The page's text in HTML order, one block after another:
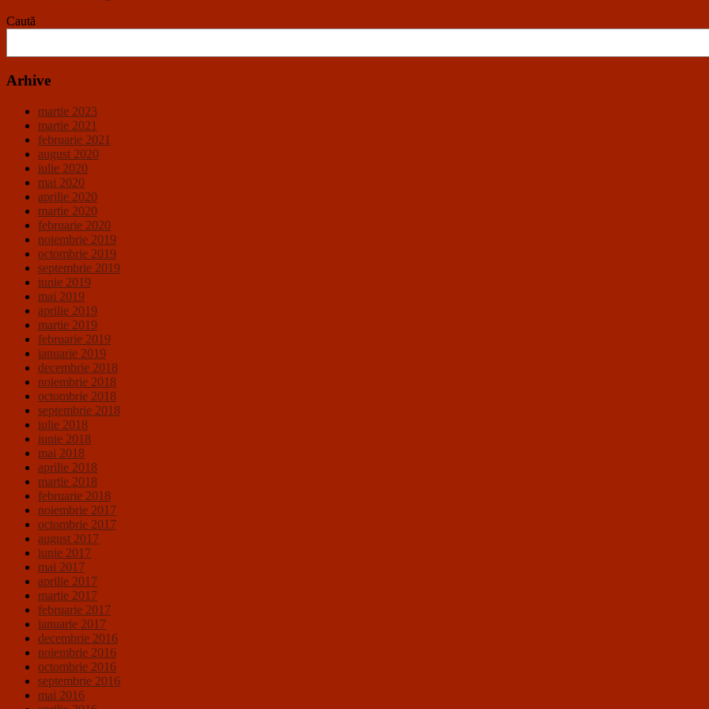
Caută
Arhive
martie 2023
martie 2021
februarie 2021
august 2020
iulie 2020
mai 2020
aprilie 2020
martie 2020
februarie 2020
noiembrie 2019
octombrie 2019
septembrie 2019
iunie 2019
mai 2019
aprilie 2019
martie 2019
februarie 2019
ianuarie 2019
decembrie 2018
noiembrie 2018
octombrie 2018
septembrie 2018
iulie 2018
iunie 2018
mai 2018
aprilie 2018
martie 2018
februarie 2018
noiembrie 2017
octombrie 2017
august 2017
iunie 2017
mai 2017
aprilie 2017
martie 2017
februarie 2017
ianuarie 2017
decembrie 2016
noiembrie 2016
octombrie 2016
septembrie 2016
mai 2016